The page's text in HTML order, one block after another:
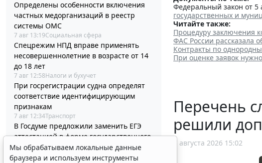
Определены особенности включения
частных медорганизаций в реестр
системы ОМС
7 авг 13:19Социальная сфера
Спецрежим НПД вправе применять
несовершеннолетние в возрасте от 14
до 18 лет
7 авг 12:58Налоги и бухучет
При госрегистрации судна определят
соответствие идентифицирующим
признакам
7 авг 12:34Транспорт
В Госдуме предложили заменить ЕГЭ
аттестацией в форме государственного
экзамена
7 авг 12:15Образование
Федеральный закон от
государственных и
Читайте также:
Процедуру заключения
ФАС России рассказала
Контракты по
При оценке заявок
Перечень
решили
7 августа 2026 15:02
Мы обрабатываем локальные данные
браузера и используем инструменты